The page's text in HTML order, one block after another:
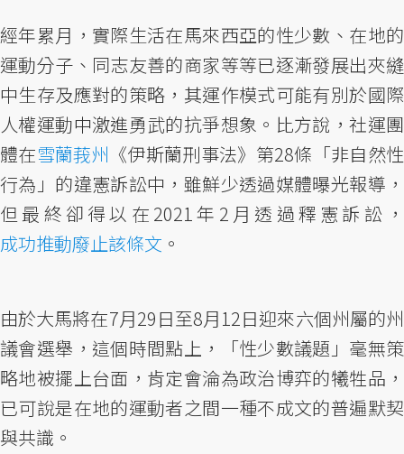
經年累月，實際生活在馬來西亞的性少數、在地的
運動分子、同志友善的商家等等已逐漸發展出夾縫
中生存及應對的策略，其運作模式可能有別於國際
人權運動中激進勇武的抗爭想象。比方說，社運團
體在雪蘭莪州 《伊斯蘭刑事法》第28條「非自然性
行為」的違憲訴訟中，雖鮮少透過媒體曝光報導，
但最終卻得以在2021年2月透過釋憲訴訟，
成功推動廢止該條文 。
由於大馬將在7月29日至8月12日迎來六個州屬的州
議會選舉，這個時間點上，「性少數議題」毫無策
略地被擺上台面，肯定會淪為政治博弈的犧牲品，
已可說是在地的運動者之間一種不成文的普遍默契
與共識。